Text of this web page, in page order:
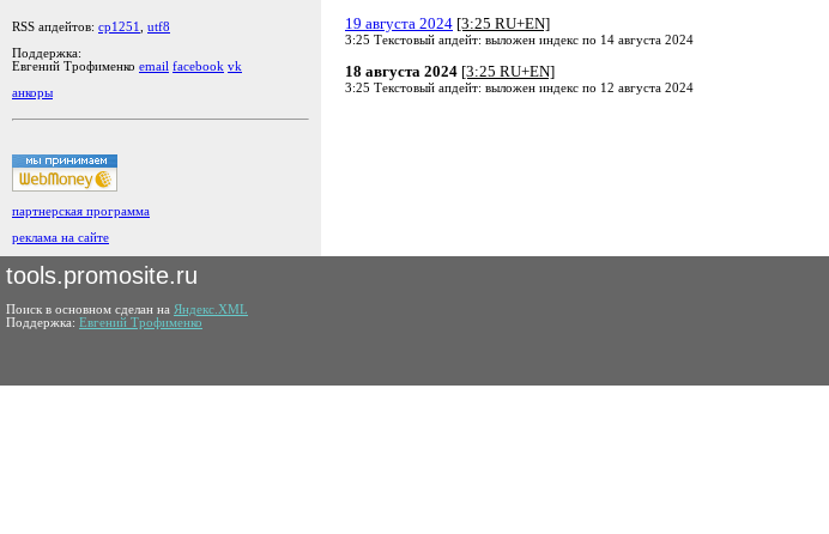
RSS апдейтов: cp1251
utf8
Поддержка:
Евгений Трофименко email facebook vk
анкоры
партнерская программа
реклама на сайте
19 августа 2024 [3:25 RU+EN]
3:25 Текстовый апдейт: выложен индекс по 14 августа 2024
18 августа 2024 [3:25 RU+EN]
3:25 Текстовый апдейт: выложен индекс по 12 августа 2024
tools.promosite.ru
Поиск в основном сделан на Яндекс.XML
Поддержка: Евгений Трофименко